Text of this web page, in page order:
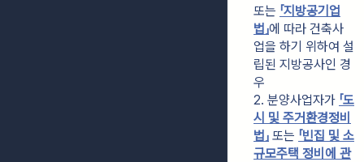
또는 「지방공기업
법」에 따라 건축사
업을 하기 위하여 설
립된 지방공사인 경
우
2. 분양사업자가 「도
시 및 주거환경정비
법」 또는 「빈집 및 소
규모주택 정비에 관